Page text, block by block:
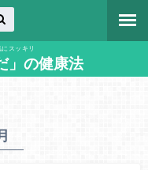
スッキリ
」の健康法